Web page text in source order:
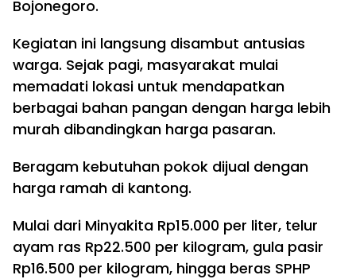
Bojonegoro.
Kegiatan ini langsung disambut antusias
warga. Sejak pagi, masyarakat mulai
memadati lokasi untuk mendapatkan
berbagai bahan pangan dengan harga lebih
murah dibandingkan harga pasaran.
Beragam kebutuhan pokok dijual dengan
harga ramah di kantong.
Mulai dari Minyakita Rp15.000 per liter, telur
ayam ras Rp22.500 per kilogram, gula pasir
Rp16.500 per kilogram, hingga beras SPHP